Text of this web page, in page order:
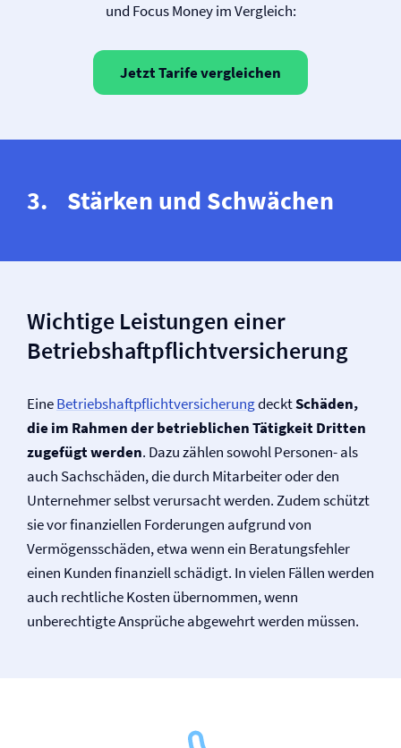
und Focus Money im Vergleich:
Jetzt Tarife vergleichen
Stärken und Schwächen
Wichtige Leistungen einer
Betriebs­haftpflicht­versicherung
EineBetriebs­haftpflicht­versicherungdecktSchäden,
die im Rahmen der betrieblichen Tätigkeit Dritten
zugefügt werden. Dazu zählen sowohl Personen- als
auch Sachschäden, die durch Mitarbeiter oder den
Unternehmer selbst verursacht werden. Zudem schützt
sie vor finanziellen Forderungen aufgrund von
Vermögensschäden, etwa wenn ein Beratungsfehler
einen Kunden finanziell schädigt. In vielen Fällen werden
auch rechtliche Kosten übernommen, wenn
unberechtigte Ansprüche abgewehrt werden müssen.